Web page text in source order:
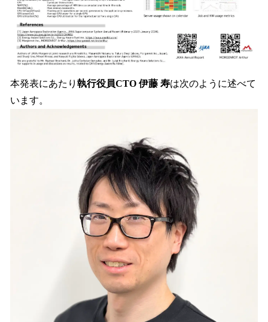
本発表にあたり 執行役員CTO 伊藤 寿は次のように述べて
います。